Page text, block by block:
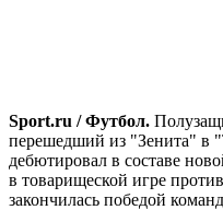
Sport.ru / Футбол.
перешедший из "Зенита" в
дебютировал в составе
в товарищеской игре
закончилась победой